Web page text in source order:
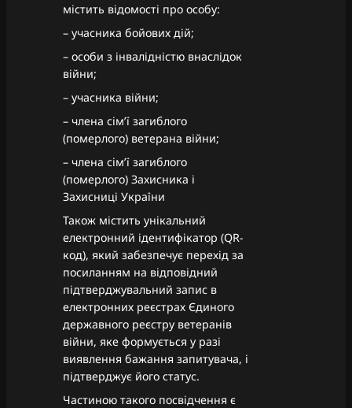
містить відомості про особу:
– учасника бойових дій;
– особи з інвалідністю внаслідок
війни;
– учасника війни;
– члена сім’ї загиблого
(померлого) ветерана війни;
– члена сім’ї загиблого
(померлого) Захисника і
Захисниці України
Також містить унікальний
електронний ідентифікатор (QR-
код), який забезпечує перехід за
посиланням на відповідний
підтверджувальний запис в
електронних реєстрах Єдиного
державного реєстру ветеранів
війни, яке формується у разі
виявлення бажання запитувача, і
підтверджує його статус.
Частиною такого посвідчення є